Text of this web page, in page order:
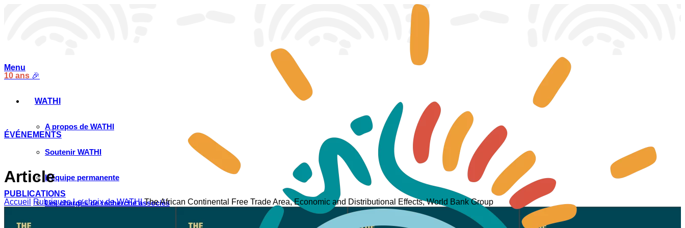
10 ans 🎉
ÉVÉNEMENTS
PUBLICATIONS
Menu
WATHI
A propos de WATHI
Soutenir WATHI
L’équipe permanente
Les chargés de recherche associés
Article
Accueil Rubriques Le choix de WATHI The African Continental Free Trade Area, Economic and Distributional Effects, World Bank Group